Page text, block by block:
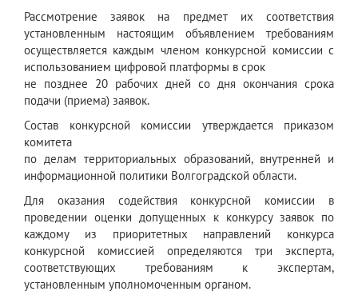
Рассмотрение заявок на предмет их соответствия
установленным настоящим объявлением требованиям
осуществляется каждым членом конкурсной комиссии с
использованием цифровой платформы в срок
не позднее 20 рабочих дней со дня окончания срока
подачи (приема) заявок.
Состав конкурсной комиссии утверждается приказом
комитета
по делам территориальных образований, внутренней и
информационной политики Волгоградской области.
Для оказания содействия конкурсной комиссии в
проведении оценки допущенных к конкурсу заявок по
каждому из приоритетных направлений конкурса
конкурсной комиссией определяются три эксперта,
соответствующих требованиям к экспертам,
установленным уполномоченным органом.